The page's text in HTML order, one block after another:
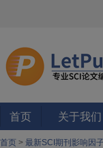
首页 关于我们
首页 > 最新SCI期刊影响因